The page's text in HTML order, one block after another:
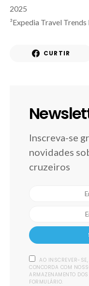
2025
³Expedia Travel
CURTIR
Inscreva-se
novidades
cruzeiros
AO INSCREVER-
CONCORDA COM
ARMAZENAMENTO
FORMULÁRIO.